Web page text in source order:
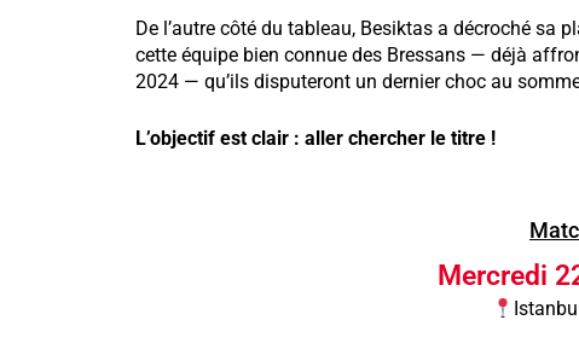
De l’autre côté du tableau, Besiktas a décroché sa
cette équipe bien connue des Bressans — déjà
2024 — qu’ils disputeront un dernier choc au
L’objectif est clair : aller chercher le titre !
Mercredi